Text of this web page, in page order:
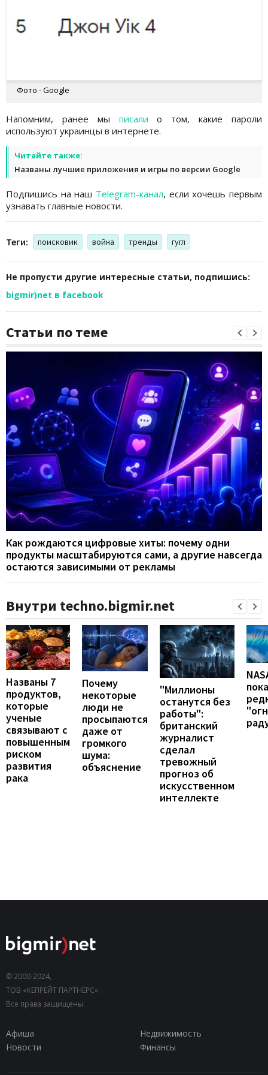
Фото - Google
Напомним, ранее мы писали о том, какие пароли
используют украинцы в интернете.
Читайте также:
Названы лучшие приложения и игры по версии Google
Подпишись на наш Telegram-канал, если хочешь первым
узнавать главные новости.
Теги: поисковик война тренды гугл
Не пропусти другие интересные статьи, подпишись:
bigmir)net в facebook
Статьи по теме
Как рождаются цифровые хиты: почему одни
продукты масштабируются сами, а другие навсегда
остаются зависимыми от рекламы
Внутри techno.bigmir.net
Названы 7
продуктов,
которые
ученые
связывают с
повышенным
риском
развития
рака
Почему
некоторые
люди не
просыпаются
даже от
громкого
шума:
объяснение
"Миллионы
останутся без
работы":
британский
журналист
сделал
тревожный
прогноз об
искусственном
интеллекте
© 2000-2024,
ТОВ «КЕПРЕЙТ ПАРТНЕРС».
Все права защищены.
Афиша
Недвижимость
Новости
Финансы